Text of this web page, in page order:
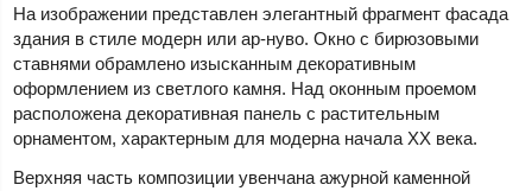
На изображении представлен элегантный фрагмент фасада
здания в стиле модерн или ар-нуво. Окно с бирюзовыми
ставнями обрамлено изысканным декоративным
оформлением из светлого камня. Над оконным проемом
расположена декоративная панель с растительным
орнаментом, характерным для модерна начала XX века.
Верхняя часть композиции увенчана ажурной каменной